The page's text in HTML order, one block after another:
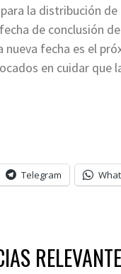
la distribución de
de conclusión
nueva fecha es el
en cuidar que
Telegram